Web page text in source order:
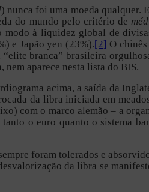
) nunca foi uma moeda qualquer.
do mundo pelo critério de
modo à liquidez global de
e Japão yen (23%).[2] O
branca” brasileira
nem aparece nesta lista do BIS.
acima, a saída da
da libra iniciada em
com o marco alemão – a
o euro quanto o sistema
foram tolerados e
da libra se